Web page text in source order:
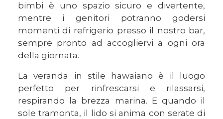
bimbi è uno spazio sicuro e divertente,
mentre i genitori potranno godersi
momenti di refrigerio presso il nostro bar,
sempre pronto ad accogliervi a ogni ora
della giornata.
La veranda in stile hawaiano è il luogo
perfetto per rinfrescarsi e rilassarsi,
respirando la brezza marina. E quando il
sole tramonta, il lido si anima con serate di